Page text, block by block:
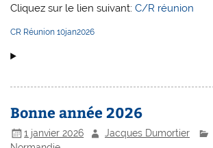
Cliquez sur le lien suivant:C/R réunion
CR Réunion 10jan2026
Bonne année 2026
1 janvier 2026 Jacques Dumortier